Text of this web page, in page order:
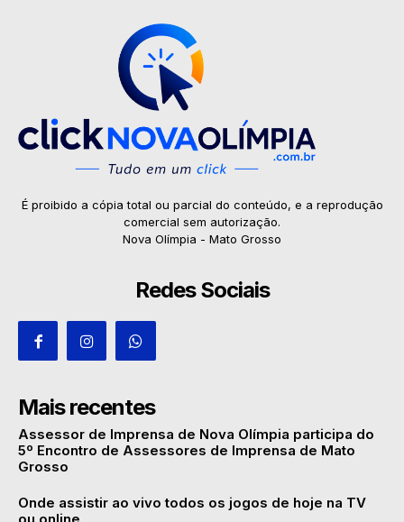
É proibido a cópia total ou parcial do conteúdo, e a reprodução
comercial sem autorização.
Nova Olímpia - Mato Grosso
Redes Sociais
Mais recentes
Assessor de Imprensa de Nova Olímpia participa do
5º Encontro de Assessores de Imprensa de Mato
Grosso
Onde assistir ao vivo todos os jogos de hoje na TV